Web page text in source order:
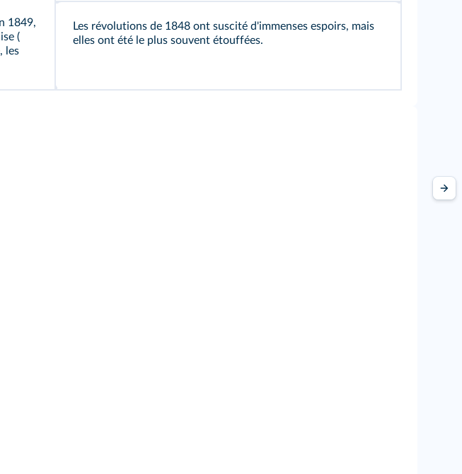
1849,
(
les
Les révolutions de 1848 ont suscité d'immenses espoirs, mais
elles ont été le plus souvent étouffées.